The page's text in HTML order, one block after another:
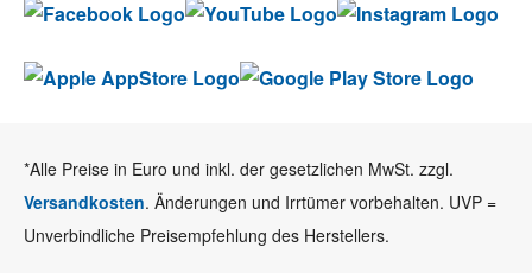
*Alle Preise in Euro und inkl. der gesetzlichen MwSt. zzgl.
Versandkosten. Änderungen und Irrtümer vorbehalten. UVP =
Unverbindliche Preisempfehlung des Herstellers.